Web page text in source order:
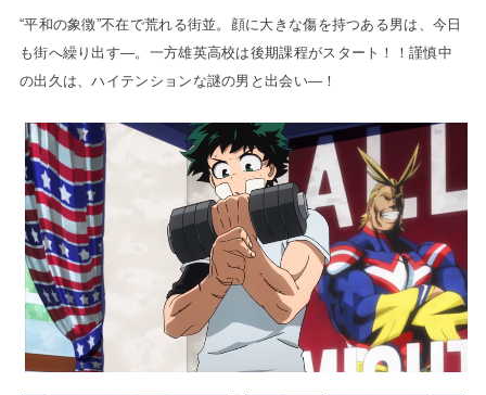
“平和の象徴”不在で荒れる街並。顔に大きな傷を持つある男は、今日
も街へ繰り出す―。一方雄英高校は後期課程がスタート！！謹慎中
の出久は、ハイテンションな謎の男と出会い―！